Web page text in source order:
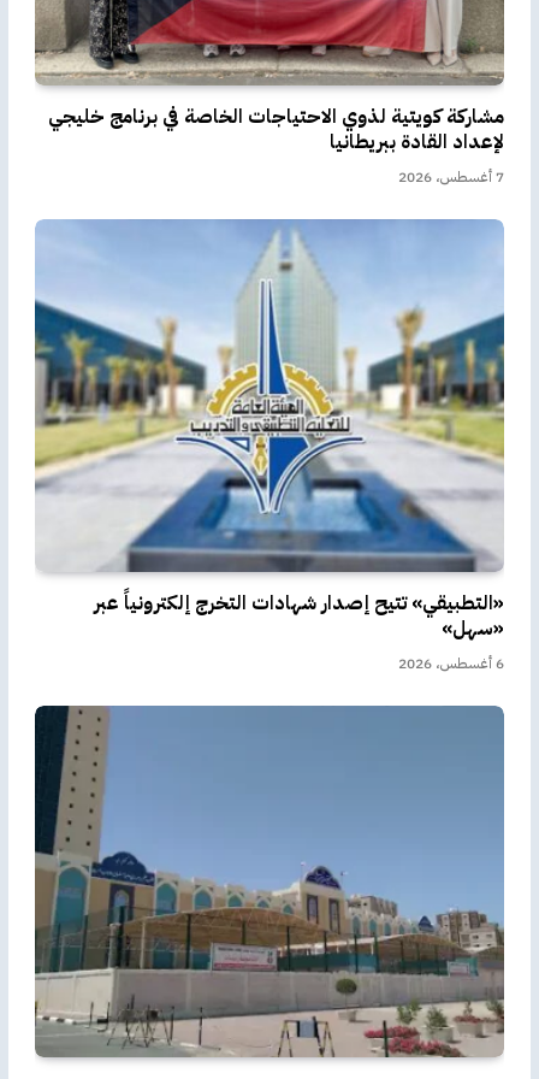
مشاركة كويتية لذوي الاحتياجات الخاصة في برنامج خليجي
لإعداد القادة ببريطانيا
7 أغسطس، 2026
«التطبيقي» تتيح إصدار شهادات التخرج إلكترونياً عبر
«سهل»
6 أغسطس، 2026